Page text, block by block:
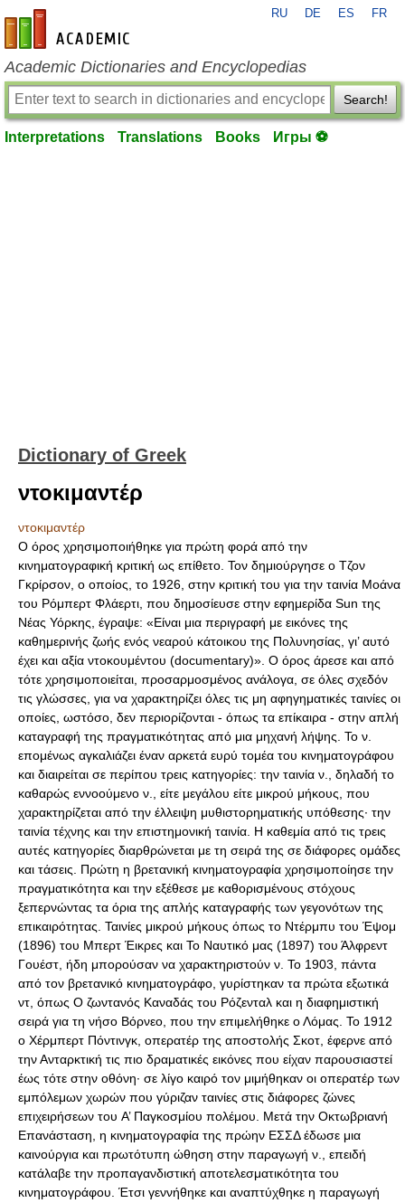
en-academic.com
RU DE ES FR
Academic Dictionaries and Encyclopedias
Search!
Interpretations Translations Books Игры ⚽
Dictionary of Greek
ντοκιμαντέρ
ντοκιμαντέρ
Ο όρος χρησιμοποιήθηκε για πρώτη φορά από την
κινηματογραφική κριτική ως επίθετο. Τον δημιούργησε ο Τζον
Γκρίρσον, ο οποίος, το 1926, στην κριτική του για την ταινία Μοάνα
του Ρόμπερτ Φλάερτι, που δημοσίευσε στην εφημερίδα Sun της
Νέας Υόρκης, έγραψε: «Είναι μια περιγραφή με εικόνες της
καθημερινής ζωής ενός νεαρού κάτοικου της Πολυνησίας, γι’ αυτό
έχει και αξία ντοκουμέντου (documentary)». O όρος άρεσε και από
τότε χρησιμοποιείται, προσαρμοσμένος ανάλογα, σε όλες σχεδόν
τις γλώσσες, για να χαρακτηρίζει όλες τις μη αφηγηματικές ταινίες οι
οποίες, ωστόσο, δεν περιορίζονται - όπως τα επίκαιρα - στην απλή
καταγραφή της πραγματικότητας από μια μηχανή λήψης. Το ν.
επομένως αγκαλιάζει έναν αρκετά ευρύ τομέα του κινηματογράφου
και διαιρείται σε περίπου τρεις κατηγορίες: την ταινία ν., δηλαδή το
καθαρώς εννοούμενο ν., είτε μεγάλου είτε μικρού μήκους, που
χαρακτηρίζεται από την έλλειψη μυθιστορηματικής υπόθεσης· την
ταινία τέχνης και την επιστημονική ταινία. Η καθεμία από τις τρεις
αυτές κατηγορίες διαρθρώνεται με τη σειρά της σε διάφορες ομάδες
και τάσεις. Πρώτη η βρετανική κινηματογραφία χρησιμοποίησε την
πραγματικότητα και την εξέθεσε με καθορισμένους στόχους
ξεπερνώντας τα όρια της απλής καταγραφής των γεγονότων της
επικαιρότητας. Ταινίες μικρού μήκους όπως το Ντέρμπυ του Έψομ
(1896) του Μπερτ Έικρες και Το Ναυτικό μας (1897) του Άλφρεντ
Γουέστ, ήδη μπορούσαν να χαρακτηριστούν ν. Το 1903, πάντα
από τον βρετανικό κινηματογράφο, γυρίστηκαν τα πρώτα εξωτικά
ντ, όπως Ο ζωντανός Καναδάς του Ρόζενταλ και η διαφημιστική
σειρά για τη νήσο Βόρνεο, που την επιμελήθηκε ο Λόμας. Το 1912
ο Χέρμπερτ Πόντινγκ, οπερατέρ της αποστολής Σκοτ, έφερνε από
την Ανταρκτική τις πιο δραματικές εικόνες που είχαν παρουσιαστεί
έως τότε στην οθόνη· σε λίγο καιρό τον μιμήθηκαν οι οπερατέρ των
εμπόλεμων χωρών που γύριζαν ταινίες στις διάφορες ζώνες
επιχειρήσεων του A’ Παγκοσμίου πολέμου. Μετά την Οκτωβριανή
Επανάσταση, η κινηματογραφία της πρώην ΕΣΣΔ έδωσε μια
καινούργια και πρωτότυπη ώθηση στην παραγωγή ν., επειδή
κατάλαβε την προπαγανδιστική αποτελεσματικότητα του
κινηματογράφου. Έτσι γεννήθηκε και αναπτύχθηκε η παραγωγή